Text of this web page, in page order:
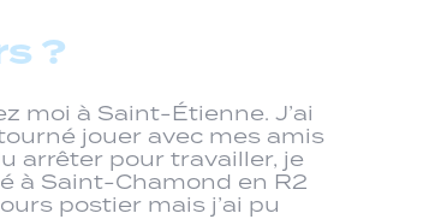
?
moi à Saint-Étienne. J’ai
jouer avec mes amis
arrêter pour travailler, je
à Saint-Chamond en R2
postier mais j’ai pu